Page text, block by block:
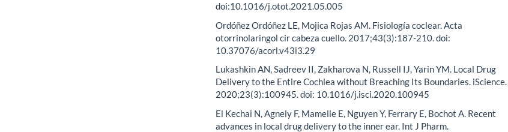
doi:10.1016/j.otot.2021.05.005
Ordóñez Ordóñez LE, Mojica Rojas AM. Fisiología coclear. Acta
otorrinolaringol cir cabeza cuello. 2017;43(3):187-210. doi:
10.37076/acorl.v43i3.29
Lukashkin AN, Sadreev II, Zakharova N, Russell IJ, Yarin YM. Local Drug
Delivery to the Entire Cochlea without Breaching Its Boundaries. iScience.
2020;23(3):100945. doi: 10.1016/j.isci.2020.100945
El Kechai N, Agnely F, Mamelle E, Nguyen Y, Ferrary E, Bochot A. Recent
advances in local drug delivery to the inner ear. Int J Pharm.